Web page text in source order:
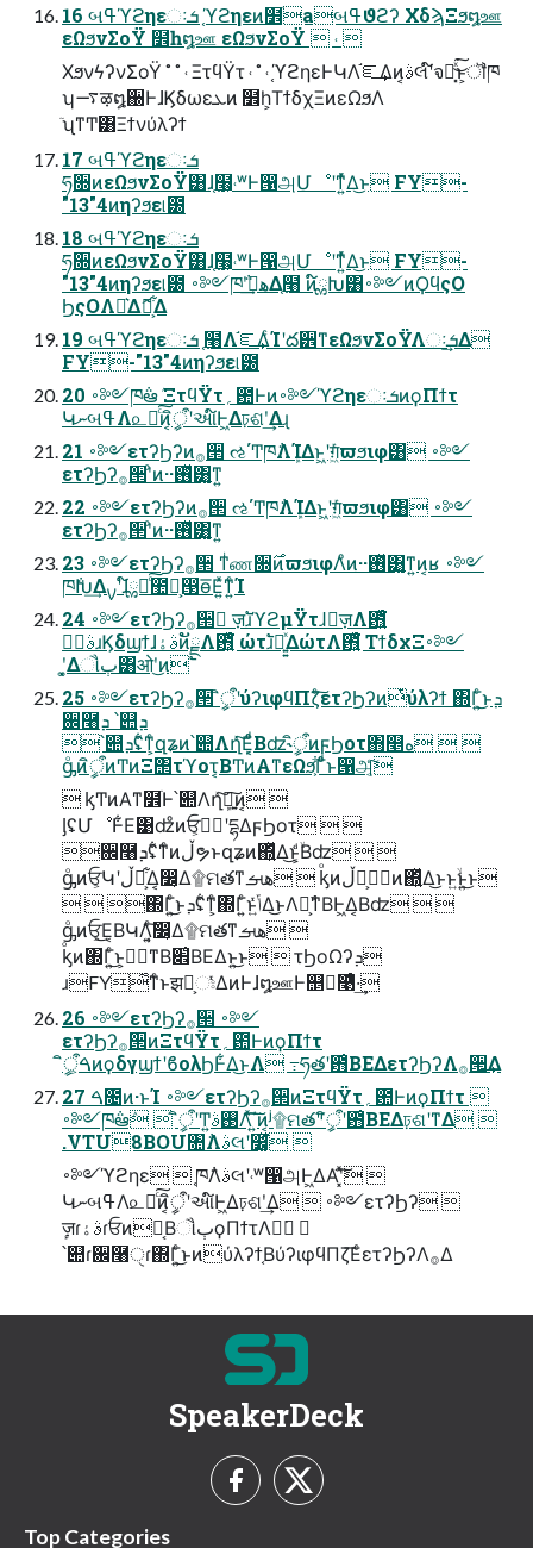
16 બߟϓϩηεઃܭ ֤ϓϩηεͷ໾ׂaબߟϑϩʔ ΧδϡΞϧ໘ஊ
εΩϧνΣοΫ ໾һ໘ஊ εΩϧνΣοΫ  ˓ 
ΧϧνϟʔνΣοΫ ˚ ˚ ˓ ΞτϥΫτ ˓ ˚ ˓ ֤ϓϩηεͰԿΛ֬ೝ͢Δͷ͔ࣄલʹ໌จԽ͓ͯ͘͜͠ͱ͕ॏཁ
ʮ࠷ऴ໘઀ͰɺϏδωεܥͷ ໾һ͕ΤϯδχΞͷεΩϧΛ
ٙ͏ʯͳͲ͸Ξϯνύλʔϯ
17 બߟϓϩηεઃܭ
ཧ૝ͷεΩϧνΣοΫ͸ɺ֤߲໨͕˓ʷͰ൑அՄೳʹͳ͍ͬͯΔ͜ͱ FY-
"13"4ͷηʔϧε୲౰
18 બߟϓϩηεઃܭ
ཧ૝ͷεΩϧνΣοΫ͸ɺ֤߲໨͕˓ʷͰ൑அՄೳʹͳ͍ͬͯΔ͜ͱ FY-
"13"4ͷηʔϧε୲౰ ࠾༻ཁ݅ʹهࡌ͢Δ֤߲໨ ͷ໌ྎԽ͸࠾༻ͷϘϥςΟ
ϦςΟΛԼ͛ΔޮՌ͕͋Δ
19 બߟϓϩηεઃܭ ֤߲໨Λ֬ೝ͢ΔͨΊʹద੾ͳεΩϧνΣοΫΛઃܭ͢Δ
FY-"13"4ͷηʔϧε୲౰
20 ࠾༻ཁ݅ఆٛ ΞτϥΫτ؍఺Ͱͷ࠾༻ϓϩηεઃܭͷϙΠϯτ
ԿނબߟΛ௨աͨ͠ͷ͔ީิऀʹઆ໌Ͱ͖Δঢ়ଶʹ͢Δɻ
21 ࠾༻ετʔϦʔͷ࡞੒ ઌ΄Ͳཁ݅ΛܾΊΔͱ͖ʹग़͖ͯͨϖϧιφ͸ ࠾༻
ετʔϦʔ࡞੒ʹͦͷ··࢖ͬͯ͸͍͚ͳ͍
22 ࠾༻ετʔϦʔͷ࡞੒ ઌ΄Ͳཁ݅ΛܾΊΔͱ͖ʹग़͖ͯͨϖϧιφ͸ ࠾༻
ετʔϦʔ࡞੒ʹͦͷ··࢖ͬͯ͸͍͚ͳ͍
23 ࠾༻ετʔϦʔ࡞੒ ͳͥண૝࣌ͷϖϧιφΛͦͷ··࢖ͬͯ͸͍͚ͳ͍ͷ͔ʁ ࠾༻
ཁ݅Խ͢Δࡍʹɺ໌ྎԽͨ͠಺༰͕൓ө͞Ε͍ͯͳ͍ͨΊ
24 ࠾༻ετʔϦʔ࡞੒ ٕज़࣠ɹϓϩμΫτɺٕज़Λ఻͍͑ͯ͘
ࣄۀ࣠ɹϏδϣϯɺࣄۀͷັྗΛ఻͍͑ͯ͘ ώτ࣠ɹಇ͍͍ͯΔώτΛ఻͍͑ͯ͘ ΤϯδχΞ࠾༻
ʹ͓͚Δૌٻ͸ओʹ͜ͷ࣠
25 ࠾༻ετʔϦʔ࡞੒ ީิऀʹύʔιφϥΠζͨ͠ετʔϦʔͷͭύλʔϯ ΍Γ͍ͨ͜ͱܕ
਌࿨ܕ ՝୊ܕ
՝୊ܕʢ͋ͳ͕ͨզʑͷ՝୊Λղܾͯ͘͠Εͦ͏͔ͩΒʣ˞ީิऀͷϝϦοτ΋௥ه  
ᶃͦͷީิऀͷͲͷΞ΢τϓοτ͔ΒͲͷΑ͏ͳεΩϧ͕͋Γͦ͏ͩͱ൑அ͔ͨ͠
 ᶄͲͷΑ͏ͳ໾ׂͰ՝୊Λղܾͯ͠ཉ͍͠ͷ͔ 
ᶅʢՄೳͰ͋Ε͹ʣͦͷਓ͕وࣾʹདྷΔϝϦοτ  
਌࿨ܕʢ͋ͳͨͷڵຯͱզʑͷ΍͍ͬͯΔ͜ͱ͕ۙͦ͏͔ͩΒʣ  
ᶃͦͷਓ͕Կʹڵຯ͕͋Δ͔෼͔Δ۩ମతͳهࡌ  ᶄͦͷڵຯ͕وࣾͷ΍͍ͬͯΔ͜ͱͱ͍ۙͱ͍͏͜ͱ
  ΍Γ͍ͨ͜ͱܕʢ͋ͳ͕ͨ΍Γ͍ͨͱݴ͍ͬͯΔ͜ͱΛզ͕ࣾͳΒͰ͖Δ͔Βʣ  
ᶃͦͷਓ͕͜Ε͔ΒԿΛ͍͔ͨ͠෼͔Δ۩ମతͳهࡌ 
ᶄͦͷ΍Γ͍ͨ͜ͱ͕وࣾͳΒ׎͑ΒΕΔͱ͍͏͜ͱ  τϦοΩʔܕ
ɹFY͋ͳͨͱझຯ͕ඃͬͯΔͷͰɺ໘ஊͰ஥ྑ͘࿩ͤ·͢
26 ࠾༻ετʔϦʔ࡞੒ ࠾༻
ετʔϦʔ࡞੒ͷΞτϥΫτ؍఺ͰͷϙΠϯτ
ީิऀ͕ࠓͷϙδγϣϯʹϐολϦͰ͋Δ͜ͱΛ ߹ཧతʹ఻͑ΒΕΔετʔϦʔΛ࡞੒͢Δ
27 ࠓ೔ͷ·ͱΊ ࠾༻ετʔϦʔ࡞੒ͷΞτϥΫτ؍఺ͰͷϙΠϯτ 
࠾༻ཁ݅ఆٛ  ީิऀʹͲ͏͍͏࢓ࣄΛͯ͠΄͍͠ͷ͔ʲ۩ମతʹʳީิऀʹ఻͑ΒΕΔঢ়ଶʹͳΔ 
.VTU8BOU৚݅Λࣄલʹ෼͚͓ͯ͘ 
࠾༻ϓϩηε  ֤ཁ݅Λࣄલʹ˓ʷ൑அͰ͖ΔΑ͏ʹ͓ͯ͘͠ 
ԿނબߟΛ௨աͨ͠ͷ͔ީิऀʹઆ໌Ͱ͖Δঢ়ଶʹ͢Δ  ࠾༻ετʔϦʔ 
ٕज़ɾࣄۀɾਓͷ͔࣠ΒૌٻϙΠϯτΛຏ͘ 
՝୊ɾ਌࿨ੑɾ΍Γ͍ͨ͜ͱͷύλʔϯ͔ΒύʔιφϥΠζ͞ΕͨετʔϦʔΛ࡞Δ
SpeakerDeck
Top Categories